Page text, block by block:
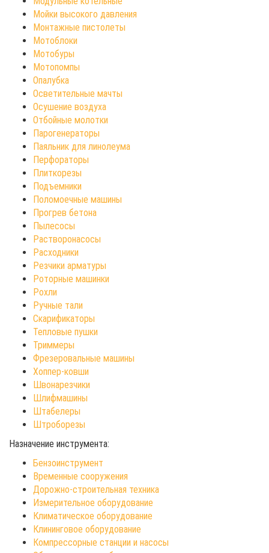
Мойки высокого давления
Монтажные пистолеты
Мотоблоки
Мотобуры
Мотопомпы
Опалубка
Осветительные мачты
Осушение воздуха
Отбойные молотки
Парогенераторы
Паяльник для линолеума
Перфораторы
Плиткорезы
Подъемники
Поломоечные машины
Прогрев бетона
Пылесосы
Растворонасосы
Расходники
Резчики арматуры
Роторные машинки
Рохли
Ручные тали
Скарификаторы
Тепловые пушки
Триммеры
Фрезеровальные машины
Хоппер-ковши
Швонарезчики
Шлифмашины
Штабелеры
Штроборезы
Назначение инструмента:
Бензоинструмент
Временные сооружения
Дорожно-строительная техника
Измерительное оборудование
Климатическое оборудование
Клининговое оборудование
Компрессорные станции и насосы